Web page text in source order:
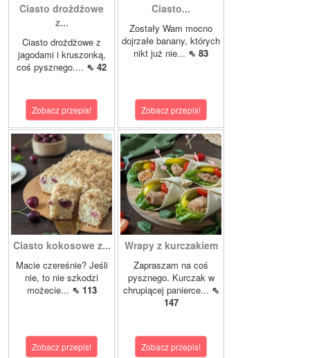
Ciasto drożdżowe
z...
Ciasto drożdżowe z
jagodami i kruszonką,
coś pysznego.... ⇖ 42
Zobacz przepis!
Ciasto...
Zostały Wam mocno
dojrzałe banany, których
nikt już nie... ⇖ 83
Zobacz przepis!
Ciasto kokosowe z...
Macie czereśnie? Jeśli
nie, to nie szkodzi
możecie... ⇖ 113
Zobacz przepis!
Wrapy z kurczakiem
Zapraszam na coś
pysznego. Kurczak w
chrupiącej panierce... ⇖
147
Zobacz przepis!